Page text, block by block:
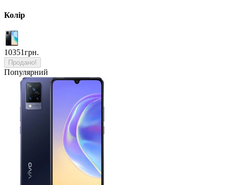
Колір
10351грн.
Продано!
Популярний